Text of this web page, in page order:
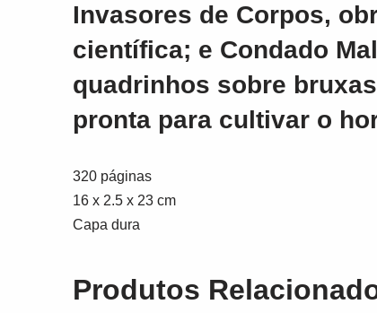
Invasores de Corpos,
científica; e Condado
quadrinhos sobre
pronta para cultivar o
320 páginas
16 x 2.5 x 23 cm
Capa dura
Produtos